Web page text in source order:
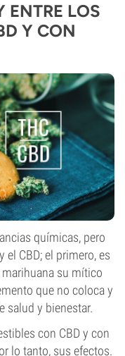
ENTRE LOS
Y CON
químicas, pero
el CBD; el primero, es
su mítico
que no coloca y
salud y bienestar.
con CBD y con
lo tanto, sus efectos.